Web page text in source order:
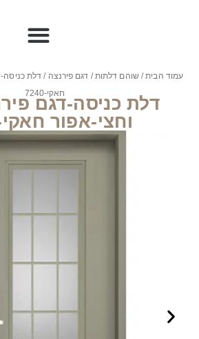
עמוד הבית/שוהם דלתות/ דגם פירנצה / דלת כניסה-
חאקי-7240
דלת כניסה-דגם
וחצי-אפור חאקי-